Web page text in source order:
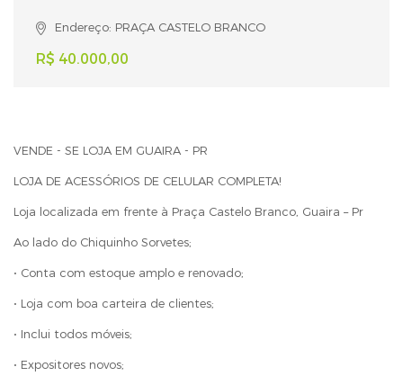
Endereço: PRAÇA CASTELO BRANCO
R$ 40.000,00
VENDE - SE LOJA EM GUAIRA - PR
LOJA DE ACESSÓRIOS DE CELULAR COMPLETA!
Loja localizada em frente à Praça Castelo Branco, Guaira – Pr
Ao lado do Chiquinho Sorvetes;
• Conta com estoque amplo e renovado;
• Loja com boa carteira de clientes;
• Inclui todos móveis;
• Expositores novos;